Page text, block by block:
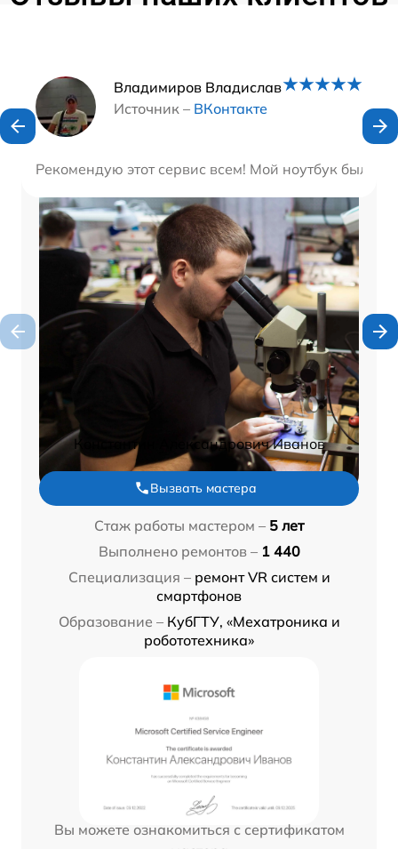
Владимиров Владислав
Источник – ВКонтакте
Рекомендую этот сервис всем! Мой ноутбук был
Наши мастера
Константин Александрович Иванов
Вызвать мастера
Стаж работы мастером – 5 лет
Выполнено ремонтов – 1 440
Специализация – ремонт VR систем и
смартфонов
Образование – КубГТУ, «Мехатроника и
робототехника»
Вы можете ознакомиться с сертификатом